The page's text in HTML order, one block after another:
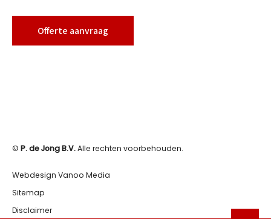
Offerte aanvraag
© P. de Jong B.V.Alle rechten voorbehouden.
Webdesign Vanoo Media
Sitemap
Disclaimer